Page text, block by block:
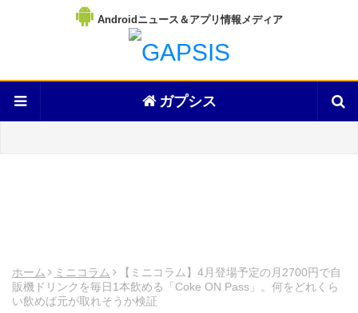
Androidニュース＆アプリ情報メディア
ガプシス
ホーム ミニコラム
【ミニコラム】4月登場予定の月2700円で自
販機ドリンクを毎日1本飲める「Coke ON Pass」。何をどれくら
い飲めば元が取れそうか検証